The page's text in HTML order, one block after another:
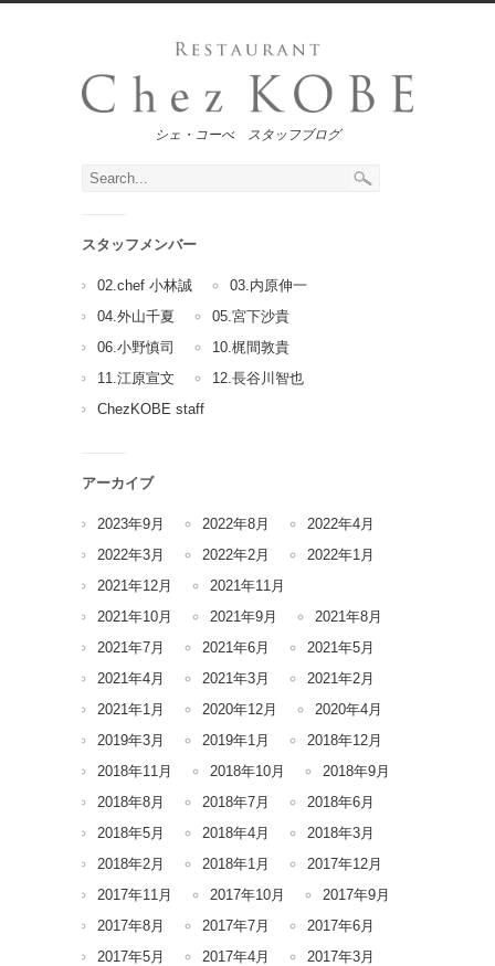
シェ・コーべ スタッフブログ
スタッフメンバー
02.chef 小林誠
03.内原伸一
04.外山千夏
05.宮下沙貴
06.小野慎司
10.梶間敦貴
11.江原宣文
12.長谷川智也
ChezKOBE staff
アーカイブ
2023年9月 2022年8月
2022年4月
2022年3月
2022年2月
2022年1月
2021年12月
2021年11月
2021年10月
2021年9月
2021年8月
2021年7月
2021年6月
2021年5月
2021年4月
2021年3月
2021年2月
2021年1月
2020年12月
2020年4月
2019年3月
2019年1月
2018年12月
2018年11月
2018年10月
2018年9月
2018年8月
2018年7月
2018年6月
2018年5月
2018年4月
2018年3月
2018年2月
2018年1月
2017年12月
2017年11月
2017年10月
2017年9月
2017年8月
2017年7月
2017年6月
2017年5月
2017年4月
2017年3月